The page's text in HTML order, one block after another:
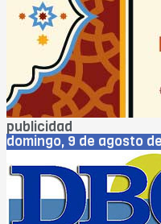
publicidad
domingo, 9 de agosto
Cádiz
Jerez
San Fernando